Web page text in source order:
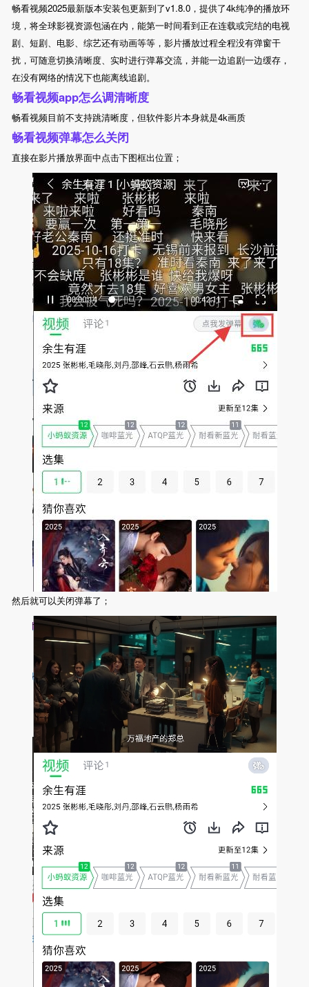
畅看视频2025最新版本安装包更新到了v1.8.0，提供了4k纯净的播放环
境，将全球影视资源包涵在内，能第一时间看到正在连载或完结的电视
剧、短剧、电影、综艺还有动画等等，影片播放过程全程没有弹窗干
扰，可随意切换清晰度、实时进行弹幕交流，并能一边追剧一边缓存，
在没有网络的情况下也能离线追剧。
畅看视频app怎么调清晰度
畅看视频目前不支持跳清晰度，但软件影片本身就是4k画质
畅看视频弹幕怎么关闭
直接在影片播放界面中点击下图框出位置；
然后就可以关闭弹幕了；